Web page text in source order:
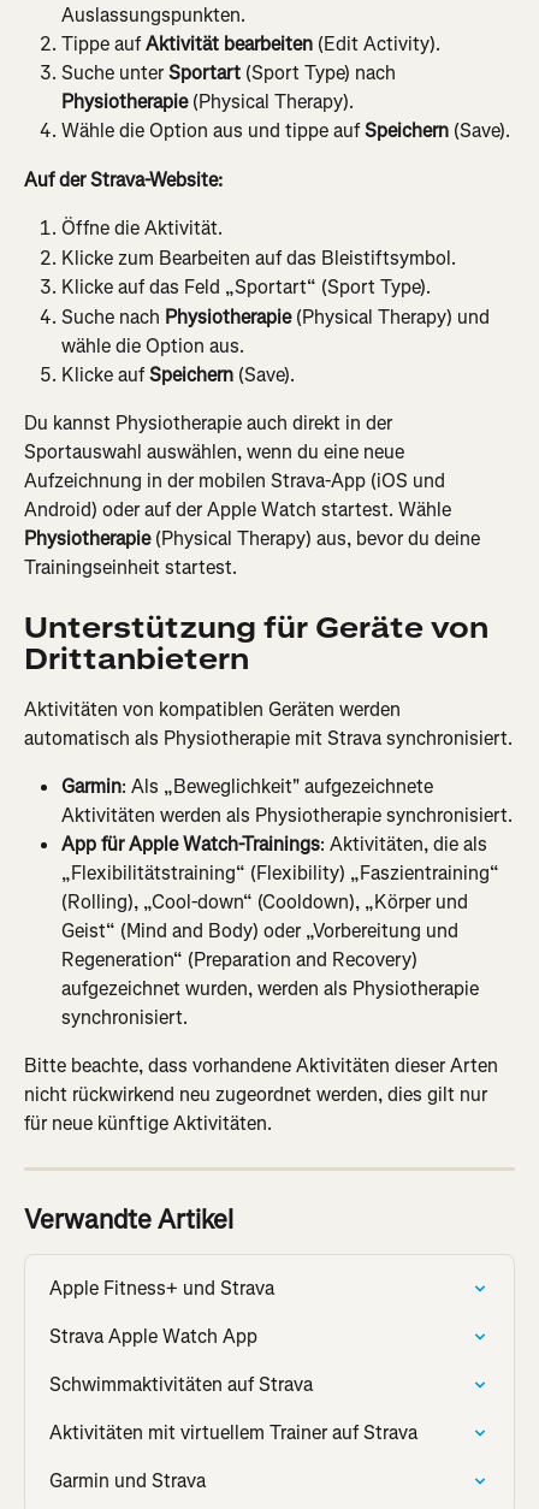
Auslassungspunkten.
Tippe auf Aktivität bearbeiten (Edit Activity).
Suche unter Sportart (Sport Type) nach
Physiotherapie (Physical Therapy).
Wähle die Option aus und tippe auf Speichern (Save).
Auf der Strava-Website:
Öffne die Aktivität.
Klicke zum Bearbeiten auf das Bleistiftsymbol.
Klicke auf das Feld „Sportart“ (Sport Type).
Suche nach Physiotherapie (Physical Therapy) und
wähle die Option aus.
Klicke auf Speichern (Save).
Du kannst Physiotherapie auch direkt in der
Sportauswahl auswählen, wenn du eine neue
Aufzeichnung in der mobilen Strava-App (iOS und
Android) oder auf der Apple Watch startest. Wähle
Physiotherapie (Physical Therapy) aus, bevor du deine
Trainingseinheit startest.
Unterstützung für Geräte von
Drittanbietern
Aktivitäten von kompatiblen Geräten werden
automatisch als Physiotherapie mit Strava synchronisiert.
Garmin: Als „Beweglichkeit" aufgezeichnete
Aktivitäten werden als Physiotherapie synchronisiert.
App für Apple Watch-Trainings: Aktivitäten, die als
„Flexibilitätstraining“ (Flexibility) „Faszientraining“
(Rolling), „Cool-down“ (Cooldown), „Körper und
Geist“ (Mind and Body) oder „Vorbereitung und
Regeneration“ (Preparation and Recovery)
aufgezeichnet wurden, werden als Physiotherapie
synchronisiert.
Bitte beachte, dass vorhandene Aktivitäten dieser Arten
nicht rückwirkend neu zugeordnet werden, dies gilt nur
für neue künftige Aktivitäten.
Verwandte Artikel
Apple Fitness+ und Strava
Strava Apple Watch App
Schwimmaktivitäten auf Strava
Aktivitäten mit virtuellem Trainer auf Strava
Garmin und Strava